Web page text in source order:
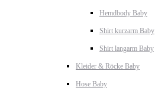
Hemdbody Baby
Shirt kurzarm Baby
Shirt langarm Baby
Kleider & Röcke Baby
Hose Baby